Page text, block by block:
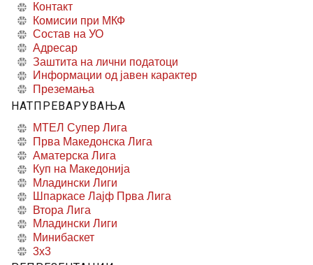
Контакт
Комисии при МКФ
Состав на УО
Адресар
Заштита на лични податоци
Информации од јавен карактер
Преземања
НАТПРЕВАРУВАЊА
МТЕЛ Супер Лига
Прва Македонска Лига
Аматерска Лига
Куп на Македонија
Младински Лиги
Шпаркасе Лајф Прва Лига
Втора Лига
Младински Лиги
Минибаскет
3x3